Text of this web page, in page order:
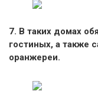
7. В таких домах
гостиных, а также
оранжереи.